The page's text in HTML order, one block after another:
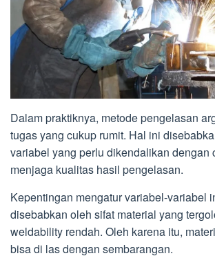
Dalam praktiknya, metode pengelasan
tugas yang cukup rumit. Hal ini
variabel yang perlu dikendalikan dengan
menjaga kualitas hasil pengelasan.
Kepentingan mengatur variabel-variabel
disebabkan oleh sifat material yang
weldability rendah. Oleh karena itu,
bisa di las dengan sembarangan.